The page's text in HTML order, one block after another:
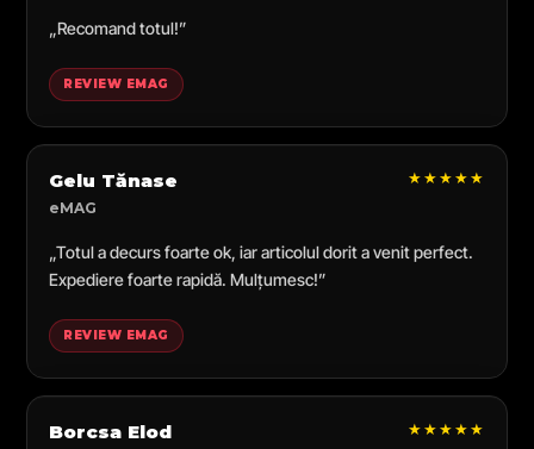
„Recomand totul!”
REVIEW EMAG
Gelu Tănase
eMAG
★★★★★
„Totul a decurs foarte ok, iar articolul dorit a venit perfect.
Expediere foarte rapidă. Mulțumesc!”
REVIEW EMAG
Borcsa Elod ★★★★★